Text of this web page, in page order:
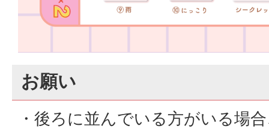
お願い
・後ろに並んでいる方がいる場